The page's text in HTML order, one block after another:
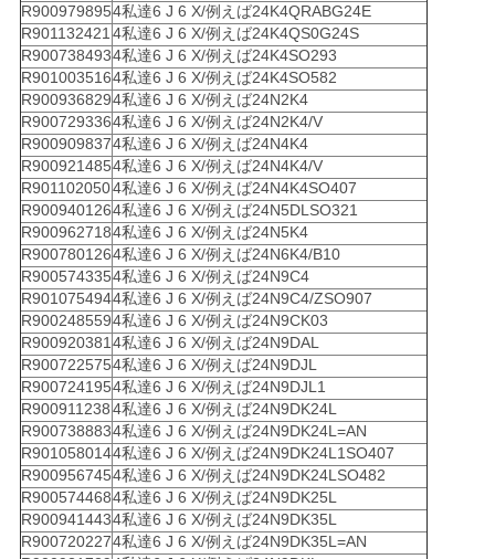
R9009798954私達6 J 6 X/例えば24K4QRABG24E
R901132421 4私達6 J 6 X/例えば24K4QS0G24S
R9007384934私達6 J 6 X/例えば24K4SO293
R9010035164私達6 J 6 X/例えば24K4SO582
R9009368294私達6 J 6 X/例えば24N2K4
R9007293364私達6 J 6 X/例えば24N2K4/V
R9009098374私達6 J 6 X/例えば24N4K4
R9009214854私達6 J 6 X/例えば24N4K4/V
R9011020504私達6 J 6 X/例えば24N4K4SO407
R9009401264私達6 J 6 X/例えば24N5DLSO321
R9009627184私達6 J 6 X/例えば24N5K4
R9007801264私達6 J 6 X/例えば24N6K4/B10
R9005743354私達6 J 6 X/例えば24N9C4
R9010754944私達6 J 6 X/例えば24N9C4/ZSO907
R9002485594私達6 J 6 X/例えば24N9CK03
R900920381 4私達6 J 6 X/例えば24N9DAL
R9007225754私達6 J 6 X/例えば24N9DJL
R9007241954私達6 J 6 X/例えば24N9DJL1
R9009112384私達6 J 6 X/例えば24N9DK24L
R9007388834私達6 J 6 X/例えば24N9DK24L=AN
R9010580144私達6 J 6 X/例えば24N9DK24L1SO407
R9009567454私達6 J 6 X/例えば24N9DK24LSO482
R9005744684私達6 J 6 X/例えば24N9DK25L
R9009414434私達6 J 6 X/例えば24N9DK35L
R9007202274私達6 J 6 X/例えば24N9DK35L=AN